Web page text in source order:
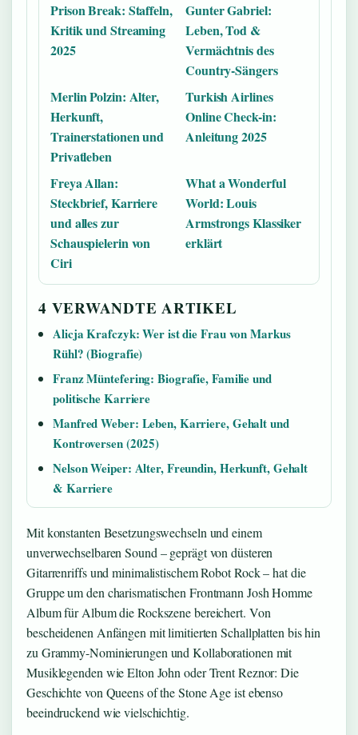
Prison Break: Staffeln,
Kritik und Streaming
2025
Gunter Gabriel:
Leben, Tod &
Vermächtnis des
Country-Sängers
Merlin Polzin: Alter,
Herkunft,
Trainerstationen und
Privatleben
Turkish Airlines
Online Check-in:
Anleitung 2025
Freya Allan:
Steckbrief, Karriere
und alles zur
Schauspielerin von
Ciri
What a Wonderful
World: Louis
Armstrongs Klassiker
erklärt
4 VERWANDTE ARTIKEL
Alicja Krafczyk: Wer ist die Frau von Markus
Rühl? (Biografie)
Franz Müntefering: Biografie, Familie und
politische Karriere
Manfred Weber: Leben, Karriere, Gehalt und
Kontroversen (2025)
Nelson Weiper: Alter, Freundin, Herkunft, Gehalt
& Karriere
Mit konstanten Besetzungswechseln und einem
unverwechselbaren Sound – geprägt von düsteren
Gitarrenriffs und minimalistischem Robot Rock – hat die
Gruppe um den charismatischen Frontmann Josh Homme
Album für Album die Rockszene bereichert. Von
bescheidenen Anfängen mit limitierten Schallplatten bis hin
zu Grammy-Nominierungen und Kollaborationen mit
Musiklegenden wie Elton John oder Trent Reznor: Die
Geschichte von Queens of the Stone Age ist ebenso
beeindruckend wie vielschichtig.